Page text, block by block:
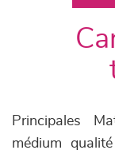
Principales
médium